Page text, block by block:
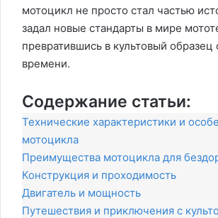
мотоцикл не просто стал частью
задал новые стандарты в мире
превратившись в культовый образец
времени.
Содержание статьи:
Технические характеристики и
мотоцикла
Преимущества мотоцикла для
Конструкция и проходимость
Двигатель и мощность
Путешествия и приключения с